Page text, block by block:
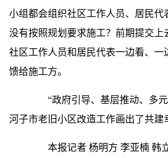
小组都会组织社区工作人员、居民代
没有按照规划要求施工？前期提交上
社区工作人员和居民代表一边看、一
馈给施工方。
“政府引导、基层推动、多元
河子市老旧小区改造工作画出了共建
本报记者 杨明方 李亚楠 韩